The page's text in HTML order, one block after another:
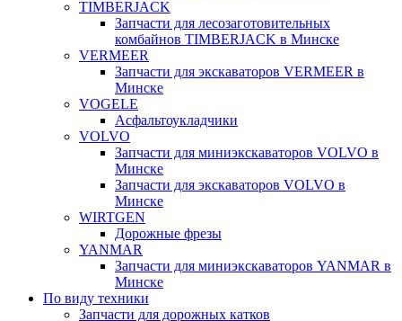
TIMBERJACK
Запчасти для лесозаготовительных
комбайнов TIMBERJACK в Минске
VERMEER
Запчасти для экскаваторов VERMEER в
Минске
VOGELE
Асфальтоукладчики
VOLVO
Запчасти для миниэкскаваторов VOLVO в
Минске
Запчасти для экскаваторов VOLVO в
Минске
WIRTGEN
Дорожные фрезы
YANMAR
Запчасти для миниэкскаваторов YANMAR в
Минске
По виду техники
Запчасти для дорожных катков